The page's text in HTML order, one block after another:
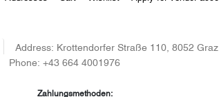
Address: Krottendorfer Straße 110, 8052 Graz
Phone: +43 664 4001976
Zahlungsmethoden: